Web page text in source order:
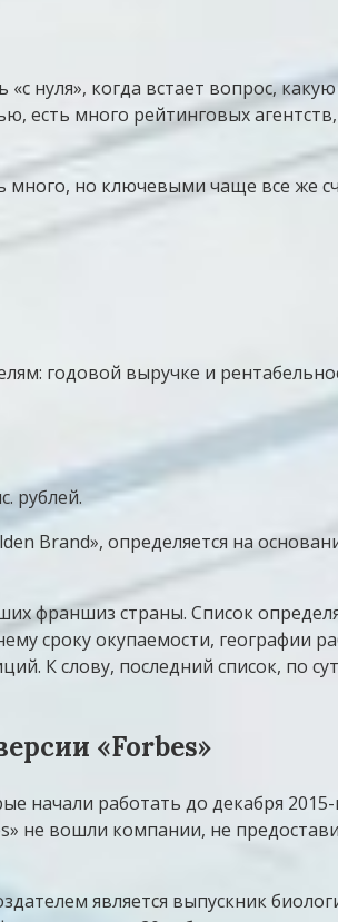
нуля», когда встает вопрос,
есть много рейтинговых
много, но ключевыми чаще все же
годовой выручке и
рублей.
Brand», определяется на
франшиз страны. Список
сроку окупаемости, географии
К слову, последний список, по
«Forbes»
работать до декабря 2015-
не вошли компании, не
является выпускник